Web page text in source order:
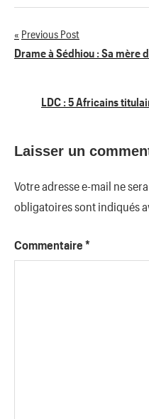
Navigation
l’article
Previous Post
Drame à Sédhiou : Sa mère
LDC : 5 Africains
Laisser un
Votre adresse e-mail ne
obligatoires sont indiqués
Commentaire *